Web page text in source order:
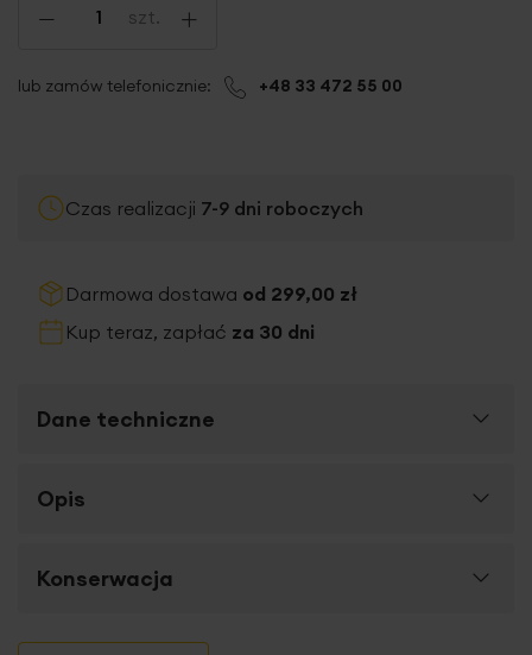
- szt. +
lub zamów telefonicznie: +48 33 472 55 00
Czas realizacji 7-9 dni roboczych
Darmowa dostawa od 299,00 zł
Kup teraz, zapłać za 30 dni
Dane techniczne
Więcej
informacji
SKU
Szerokość towaru
Wysokość towaru
Opis
Firana VIOLETto elegancka i
wdziękiem i naturalnością. Lekki jak mgiełka
Konserwacja